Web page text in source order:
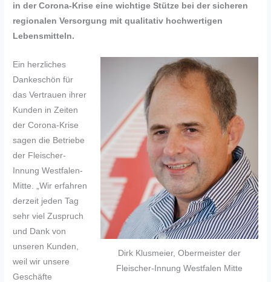
in der Corona-Krise eine wichtige Stütze bei der sicheren
regionalen Versorgung mit qualitativ hochwertigen
Lebensmitteln.
Dirk Klusmeier, Obermeister der
Fleischer-Innung Westfalen Mitte
Ein herzliches
Dankeschön für
das Vertrauen ihrer
Kunden in Zeiten
der Corona-Krise
sagen die Betriebe
der Fleischer-
Innung Westfalen-
Mitte. „Wir erfahren
derzeit jeden Tag
sehr viel Zuspruch
und Dank von
unseren Kunden,
weil wir unsere
Geschäfte